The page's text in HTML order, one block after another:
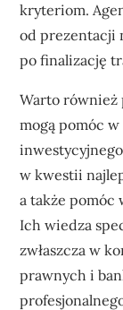
kryteriom.
od prezentacji
po finalizację
Warto również
mogą pomóc
w kwestii
a także pomóc
Ich wiedza
zwłaszcza w
prawnych i